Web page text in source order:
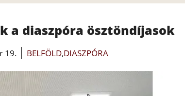
a diaszpóra ösztöndíjasok
19. BELFÖLD,DIASZPÓRA